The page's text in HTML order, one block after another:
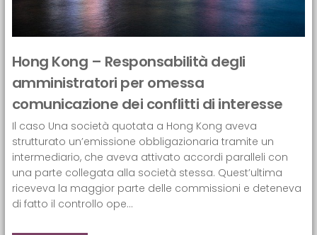
Hong Kong – Responsabilità degli
amministratori per omessa
comunicazione dei conflitti di interesse
Il caso Una società quotata a Hong Kong aveva
strutturato un’emissione obbligazionaria tramite un
intermediario, che aveva attivato accordi paralleli con
una parte collegata alla società stessa. Quest’ultima
riceveva la maggior parte delle commissioni e deteneva
di fatto il controllo ope...